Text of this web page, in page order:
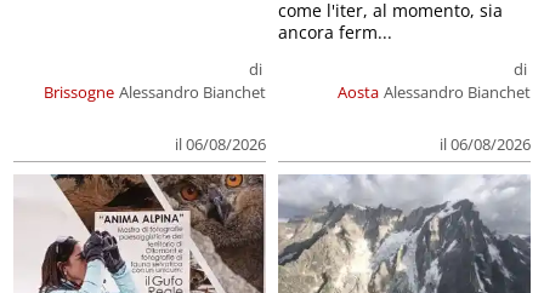
Brissogne
di
Alessandro Bianchet
il 06/08/2026
Aosta
di
Alessandro Bianchet
il 06/08/2026
come l'iter, al momento, sia
ancora ferm...